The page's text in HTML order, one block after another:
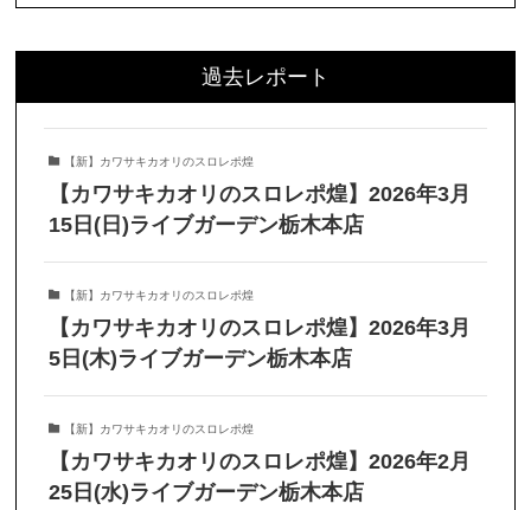
過去レポート
【新】カワサキカオリのスロレポ煌
【カワサキカオリのスロレポ煌】2026年3月
15日(日)ライブガーデン栃木本店
【新】カワサキカオリのスロレポ煌
【カワサキカオリのスロレポ煌】2026年3月
5日(木)ライブガーデン栃木本店
【新】カワサキカオリのスロレポ煌
【カワサキカオリのスロレポ煌】2026年2月
25日(水)ライブガーデン栃木本店